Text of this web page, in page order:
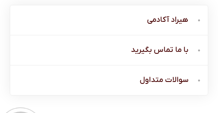
هیراد آکادمی
با ما تماس بگیرید
سوالات متداول